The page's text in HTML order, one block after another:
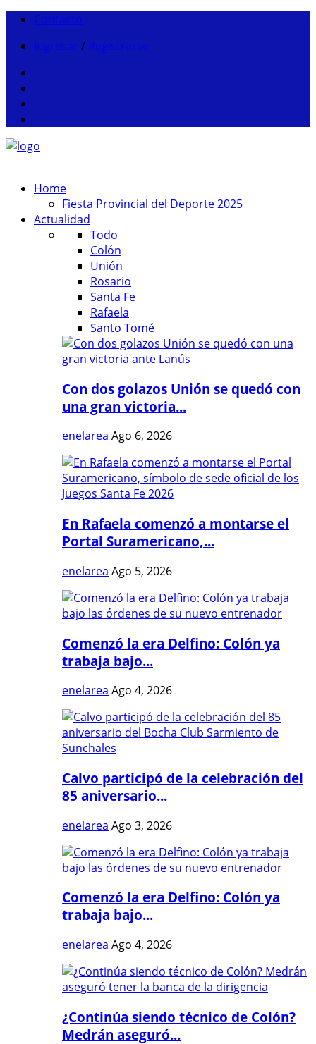
Contacto
Ingresar / Registrarse
Home
Fiesta Provincial del Deporte 2025
Actualidad
Todo
Colón
Unión
Rosario
Santa Fe
Rafaela
Santo Tomé
Con dos golazos Unión se quedó con
una gran victoria...
enelarea Ago 6, 2026
En Rafaela comenzó a montarse el
Portal Suramericano,...
enelarea Ago 5, 2026
Comenzó la era Delfino: Colón ya
trabaja bajo...
enelarea Ago 4, 2026
Calvo participó de la celebración del
85 aniversario...
enelarea Ago 3, 2026
Comenzó la era Delfino: Colón ya
trabaja bajo...
enelarea Ago 4, 2026
¿Continúa siendo técnico de Colón?
Medrán aseguró...